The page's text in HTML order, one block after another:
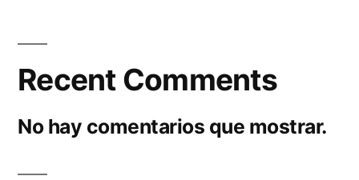
Recent Comments
No hay comentarios que mostrar.